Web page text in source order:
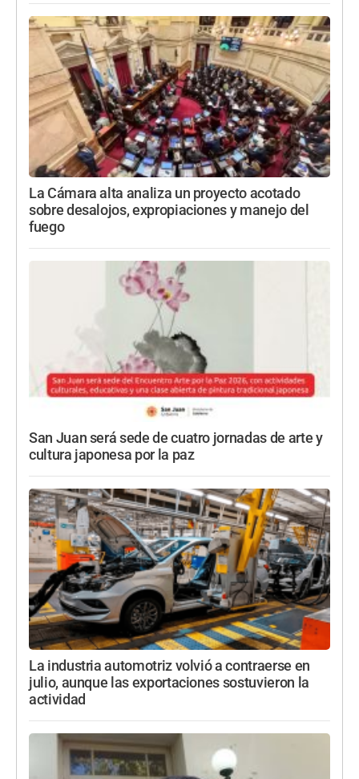
La Cámara alta analiza un proyecto acotado
sobre desalojos, expropiaciones y manejo del
fuego
San Juan será sede de cuatro jornadas de arte y
cultura japonesa por la paz
La industria automotriz volvió a contraerse en
julio, aunque las exportaciones sostuvieron la
actividad